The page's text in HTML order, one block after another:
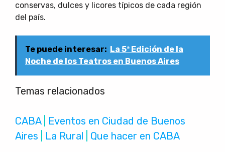
conservas, dulces y licores típicos de cada región
del país.
Te puede interesar: La 5ª Edición de la
Noche de los Teatros en Buenos Aires
Temas relacionados
CABA | Eventos en Ciudad de Buenos
Aires
La Rural Que hacer en CABA